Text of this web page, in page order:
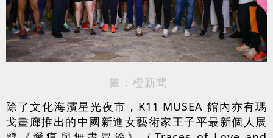
圖：橙新聞
除了文化海濱星光夜市，K11 MUSEA 館內亦有瑪
戈畫廊推出的中國新進女藝術家王子平最新個人展